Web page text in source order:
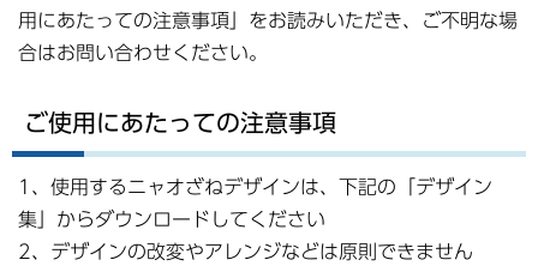
用にあたっての注意事項」をお読みいただき、ご不明な場
合はお問い合わせください。
ご使用にあたっての注意事項
1、使用するニャオざねデザインは、下記の「デザイン
集」からダウンロードしてください
2、デザインの改変やアレンジなどは原則できません